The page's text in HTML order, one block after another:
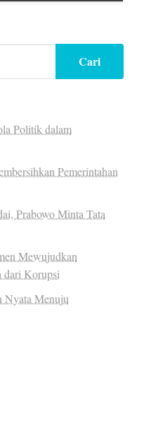
Cari
Politik dalam
Pemerintahan
Prabowo Minta Tata
Mewujudkan
dari Korupsi
Nyata Menuju